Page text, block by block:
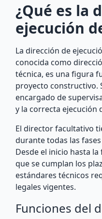
¿Qué es la
ejecución
La dirección de
conocida como
técnica, es una figura
proyecto constructivo.
encargado de
y la correcta ejecución
El director facultativo
durante todas las
Desde el inicio hasta
que se cumplan los
estándares técnicos
legales vigentes.
Funciones del